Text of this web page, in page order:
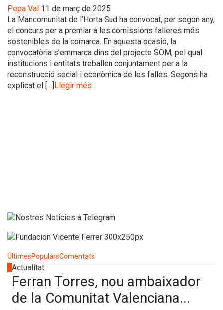
Pepa Val 11 de març de 2025
La Mancomunitat de l’Horta Sud ha convocat, per segon any,
el concurs per a premiar a les comissions falleres més
sostenibles de la comarca. En aquesta ocasió, la
convocatòria s’emmarca dins del projecte SOM, pel qual
institucions i entitats treballen conjuntament per a la
reconstrucció social i econòmica de les falles. Segons ha
explicat el […]Llegir més
ÚltimesPopularsComentats
Actualitat
Ferran Torres, nou ambaixador
de la Comunitat Valenciana...